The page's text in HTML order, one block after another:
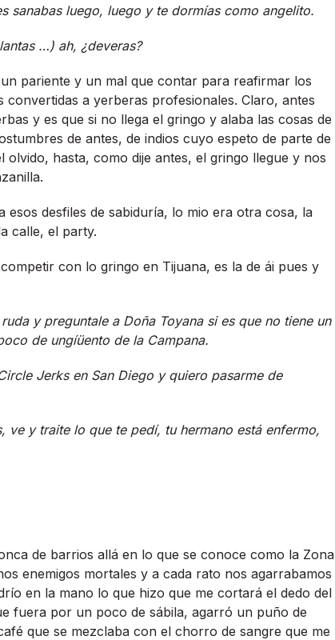
sanabas luego, luego y te dormí­as como angelito.
…) ah, ¿deveras?
pariente y un mal que contar para reafirmar los
convertidas a yerberas profesionales. Claro, antes
y es que si no llega el gringo y alaba las cosas de
de antes, de indios cuyo espeto de parte de
olvido, hasta, como dije antes, el gringo llegue y nos
desfiles de sabidurí­a, lo mio era otra cosa, la
calle, el party.
con lo gringo en Tijuana, es la de ái pues y
y preguntale a Doña Toyana si es que no tiene un
de ungíüento de la Campana.
Jerks en San Diego y quiero pasarme de
ve y traite lo que te pedí­, tu hermano está enfermo,
de barrios allá en lo que se conoce como la Zona
enemigos mortales y a cada rato nos agarrabamos
en la mano lo que hizo que me cortará el dedo del
fuera por un poco de sábila, agarró un puño de
que se mezclaba con el chorro de sangre que me